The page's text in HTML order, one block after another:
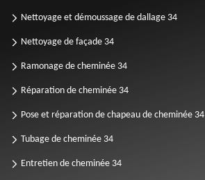
Nettoyage et démoussage de dallage 34
Nettoyage de façade 34
Ramonage de cheminée 34
Réparation de cheminée 34
Pose et réparation de chapeau de cheminée 34
Tubage de cheminée 34
Entretien de cheminée 34